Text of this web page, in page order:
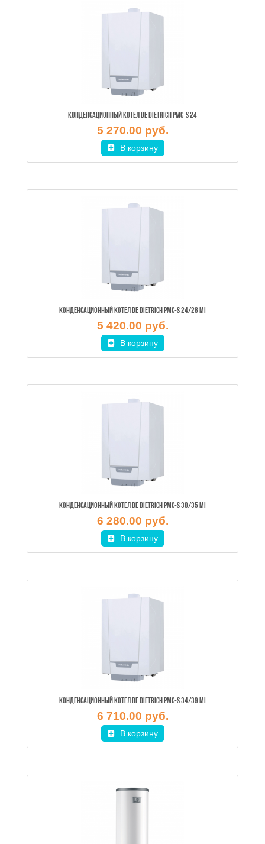
КОНДЕНСАЦИОННЫЙ КОТЕЛ DE DIETRICH PMC-S 24
5 270.00 руб.
В корзину
КОНДЕНСАЦИОННЫЙ КОТЕЛ DE DIETRICH PMC-S 24/28 MI
5 420.00 руб.
В корзину
КОНДЕНСАЦИОННЫЙ КОТЕЛ DE DIETRICH PMC-S 30/35 MI
6 280.00 руб.
В корзину
КОНДЕНСАЦИОННЫЙ КОТЕЛ DE DIETRICH PMC-S 34/39 MI
6 710.00 руб.
В корзину